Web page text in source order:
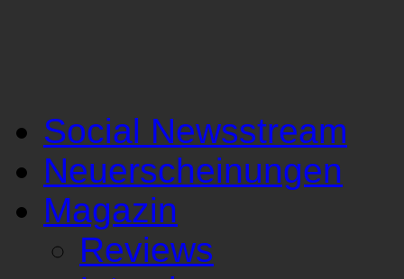
Social Newsstream
Neuerscheinungen
Magazin
Reviews